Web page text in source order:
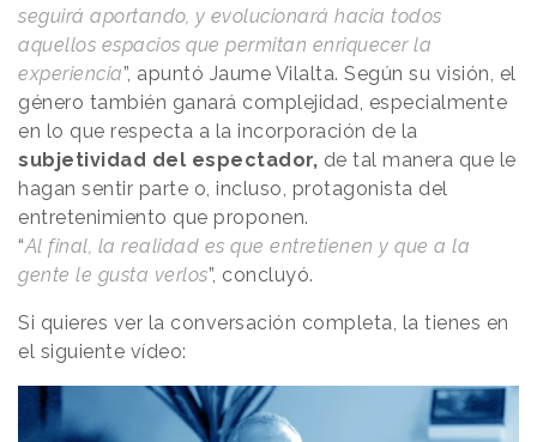
seguirá aportando, y evolucionará hacia todos
aquellos espacios que permitan enriquecer la
experiencia”, apuntó Jaume Vilalta. Según su visión, el
género también ganará complejidad, especialmente
en lo que respecta a la incorporación de la
subjetividad del espectador, de tal manera que le
hagan sentir parte o, incluso, protagonista del
entretenimiento que proponen.
“Al final, la realidad es que entretienen y que a la
gente le gusta verlos”, concluyó.
Si quieres ver la conversación completa, la tienes en
el siguiente vídeo: